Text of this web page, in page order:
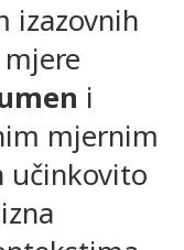
izazovnih
i
mjernim
učinkovito